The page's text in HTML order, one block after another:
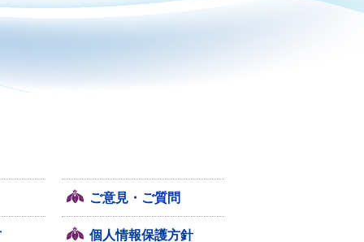
ご意見・ご質問
個人情報保護方針